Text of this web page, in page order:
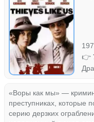
👉
«Воры как мы» —
преступниках, которые
серию дерзких